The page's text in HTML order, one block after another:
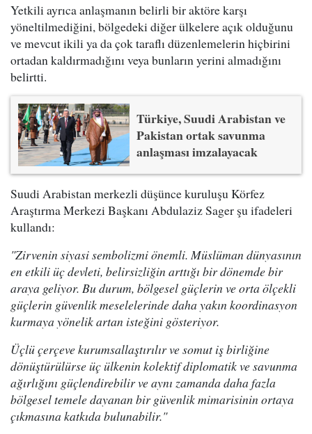
Yetkili ayrıca anlaşmanın belirli bir aktöre karşı
yöneltilmediğini, bölgedeki diğer ülkelere açık olduğunu
ve mevcut ikili ya da çok taraflı düzenlemelerin hiçbirini
ortadan kaldırmadığını veya bunların yerini almadığını
belirtti.
Türkiye, Suudi Arabistan ve
Pakistan ortak savunma
anlaşması imzalayacak
Suudi Arabistan merkezli düşünce kuruluşu Körfez
Araştırma Merkezi Başkanı Abdulaziz Sager şu ifadeleri
kullandı:
"Zirvenin siyasi sembolizmi önemli. Müslüman dünyasının
en etkili üç devleti, belirsizliğin arttığı bir dönemde bir
araya geliyor. Bu durum, bölgesel güçlerin ve orta ölçekli
güçlerin güvenlik meselelerinde daha yakın koordinasyon
kurmaya yönelik artan isteğini gösteriyor.
Üçlü çerçeve kurumsallaştırılır ve somut iş birliğine
dönüştürülürse üç ülkenin kolektif diplomatik ve savunma
ağırlığını güçlendirebilir ve aynı zamanda daha fazla
bölgesel temele dayanan bir güvenlik mimarisinin ortaya
çıkmasına katkıda bulunabilir."